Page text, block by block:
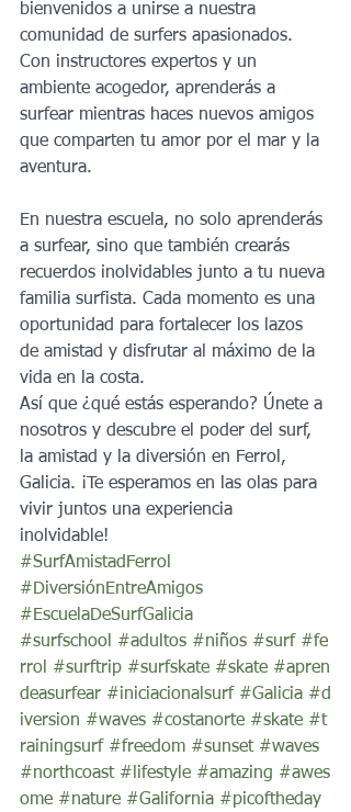
bienvenidos a unirse a nuestra
comunidad de surfers apasionados.
Con instructores expertos y un
ambiente acogedor, aprenderás a
surfear mientras haces nuevos amigos
que comparten tu amor por el mar y la
aventura.
En nuestra escuela, no solo aprenderás
a surfear, sino que también crearás
recuerdos inolvidables junto a tu nueva
familia surfista. Cada momento es una
oportunidad para fortalecer los lazos
de amistad y disfrutar al máximo de la
vida en la costa.
Así que ¿qué estás esperando? Únete a
nosotros y descubre el poder del surf,
la amistad y la diversión en Ferrol,
Galicia. ¡Te esperamos en las olas para
vivir juntos una experiencia
inolvidable!
#SurfAmistadFerrol
#DiversiónEntreAmigos
#EscuelaDeSurfGalicia
#surfschool #adultos #niños #surf #fe
rrol #surftrip #surfskate #skate #apren
deasurfear #iniciacionalsurf #Galicia #d
iversion #waves #costanorte #skate #t
rainingsurf #freedom #sunset #waves
#northcoast #lifestyle #amazing #awes
ome #nature #Galifornia #picoftheday